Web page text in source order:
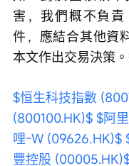
害，我們概不負
件，應結合其他資
本文作出交易決策
$恒生科技指數
(800100.HK)$ $阿
哩-W (09626.HK)$
豐控股